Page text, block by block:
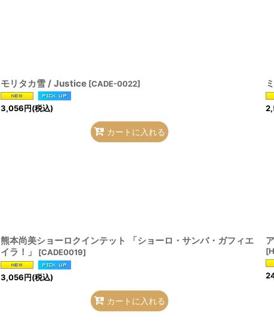
モリタカ雪 / Justice [CADE-0022]
3,056円(税込)
カートに入れる
熊本尚美ショーロクインテット 「ショーロ・サンバ・ガフィエ
イラ！」
[CADE0019]
3,056円(税込)
カートに入れる
[